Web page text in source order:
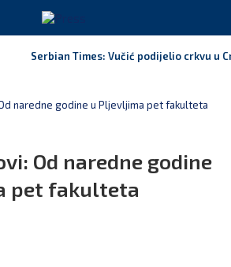
Serbian Times: Vučić podijelio crkvu u
naredne godine u Pljevljima pet fakulteta
Od naredne godine
pet fakulteta